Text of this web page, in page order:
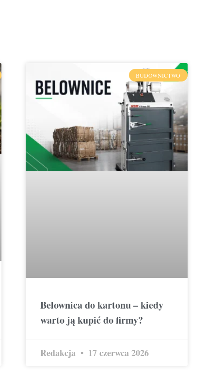
BUDOWNICTWO
Belownica do kartonu – kiedy
warto ją kupić do firmy?
Redakcja 17 czerwca 2026